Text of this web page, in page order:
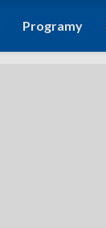
Programy